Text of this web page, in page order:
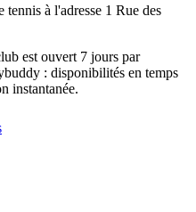
à l'adresse 1 Rue des
est ouvert 7 jours par
: disponibilités en temps
instantanée.